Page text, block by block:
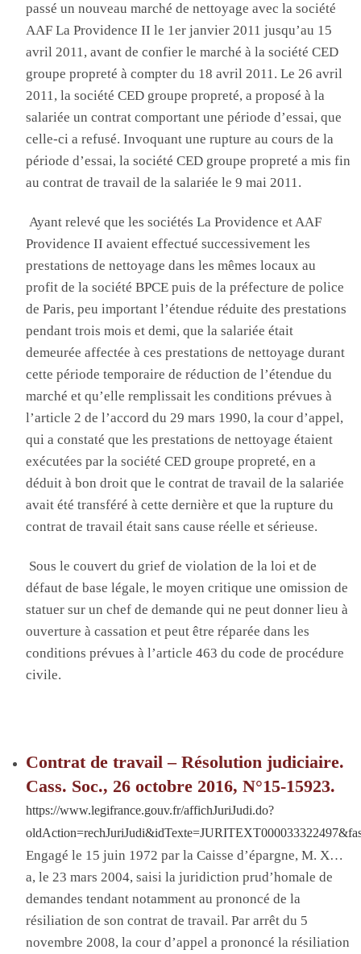
passé un nouveau marché de nettoyage avec la société
AAF La Providence II le 1er janvier 2011 jusqu’au 15
avril 2011, avant de confier le marché à la société CED
groupe propreté à compter du 18 avril 2011. Le 26 avril
2011, la sociétéCED groupe propreté, a proposé à la
salariée un contrat comportant une période d’essai, que
celle-ci a refusé. Invoquant une rupture au cours de la
période d’essai, la société CED groupe propreté a mis fin
au contrat de travail de la salariée le 9 mai 2011.
Ayantrelevé que les sociétésLa ProvidenceetAAF
Providence II avaient effectué successivement les
prestations de nettoyage dans les mêmes locaux au
profit de la société BPCE puis de la préfecture de police
de Paris, peu important l’étendue réduite des prestations
pendant trois mois et demi, que la salariée était
demeurée affectée à ces prestations de nettoyage durant
cette période temporaire de réduction de l’étendue du
marché et qu’elle remplissait les conditions prévues à
l’article 2 de l’accord du 29 mars 1990, la cour d’appel,
qui a constaté que les prestations de nettoyage étaient
exécutées par la sociétéCED groupe propreté, en a
déduit à bon droit que le contrat de travail de la salariée
avait été transféré à cette dernière et que la rupture du
contrat de travail était sans cause réelle et sérieuse.
Sous le couvert du grief de violation de la loi et de
défaut de base légale, le moyen critique une omission de
statuer sur un chef de demande qui ne peut donner lieu à
ouverture à cassation et peut être réparée dans les
conditions prévues à l’article 463 du code de procédure
civile.
Contrat de travail – Résolution judiciaire.
Cass. Soc., 26 octobre 2016, N°15-15923.
https://www.legifrance.gouv.fr/affichJuriJudi.do?
Engagé le 15 juin 1972 par laCaisse d’épargne, M. X…
a, le 23 mars 2004, saisi la juridiction prud’homale de
demandes tendant notamment au prononcé de la
résiliation de son contrat de travail. Par arrêt du 5
novembre 2008, la cour d’appel a prononcé la résiliation